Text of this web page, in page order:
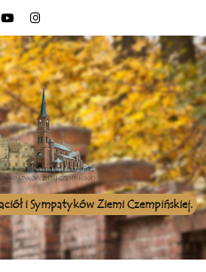
i Sympatyków Ziemi Czempińskiej.